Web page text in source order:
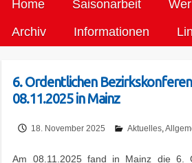
Home Saisonarbeit
Archiv
Informationen
6. Ordentlichen
08.11.2025 in Mainz
18. November 2025 Aktuelles,
Am 08.11.2025 fand in Mainz die 6.